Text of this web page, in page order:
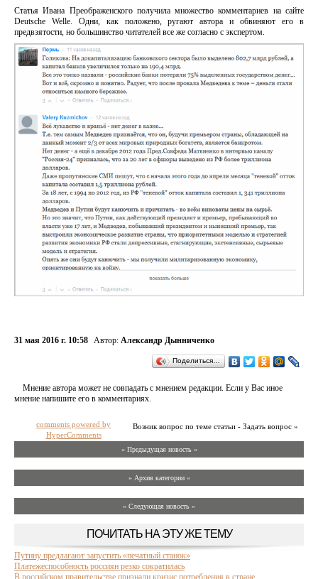
Статья Ивана Преображенского получила множество комментариев на сайте
Deutsche Welle. Одни, как положено, ругают автора и обвиняют его в
предвзятости, но большинство читателей все же согласно с экспертом.
31 мая 2016 г. 10:58 Автор: Александр Дынниченко
Поделиться…
Мнение автора может не совпадать с мнением редакции. Если у Вас иное
мнение напишите его в комментариях.
Возник вопрос по теме статьи - Задать вопрос »
comments powered by
HyperComments
« Предыдущая новость «
» Архив категории «
» Следующая новость »
ПОЧИТАТЬ НА ЭТУ ЖЕ ТЕМУ
Путину предлагают запустить «печатный станок»
Платежеспособность россиян резко сократилась
В российском правительстве признали кризис потребления в стране